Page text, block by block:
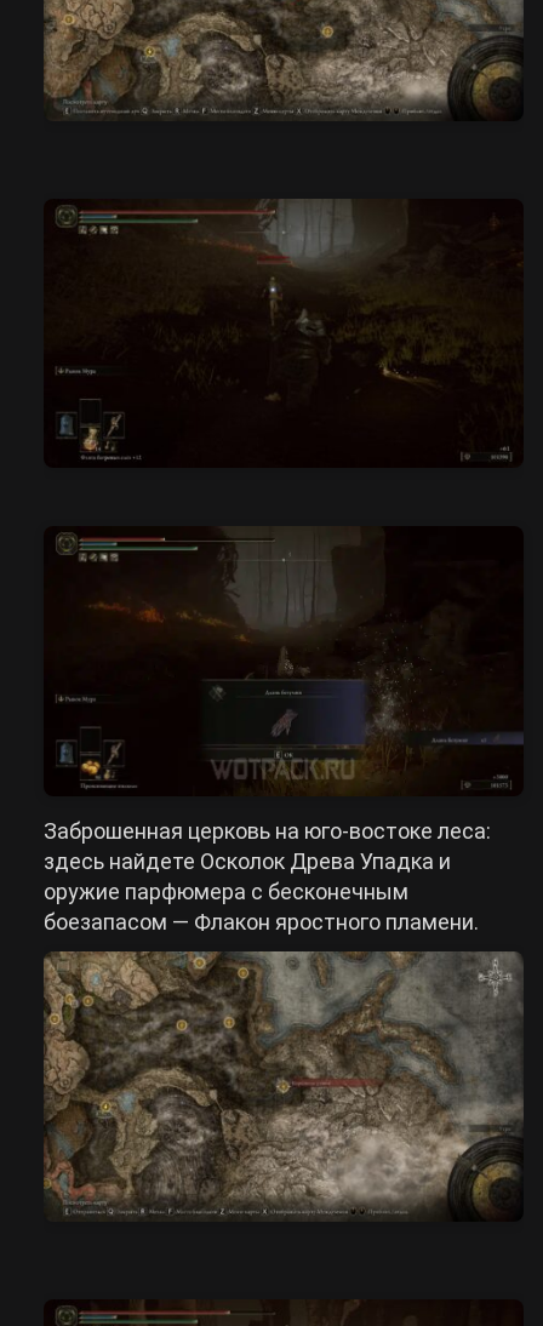
Заброшенная церковь на юго-востоке леса:
здесь найдете Осколок Древа Упадка и
оружие парфюмера с бесконечным
боезапасом — Флакон яростного пламени.